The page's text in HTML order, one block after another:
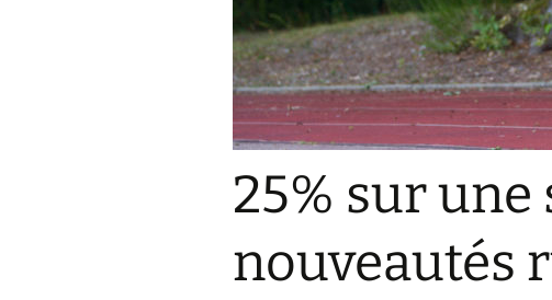
Résultats 2021
Résultats 2020
Résultats 2019
Résultats 2018
Résultats 2015
25% sur
nouveautés